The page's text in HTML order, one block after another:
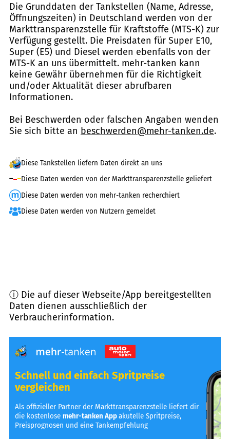
Die Grunddaten der Tankstellen (Name, Adresse,
Öffnungszeiten) in Deutschland werden von der
Markttransparenzstelle für Kraftstoffe (MTS-K) zur
Verfügung gestellt. Die Preisdaten für Super E10,
Super (E5) und Diesel werden ebenfalls von der
MTS-K an uns übermittelt. mehr-tanken kann
keine Gewähr übernehmen für die Richtigkeit
und/oder Aktualität dieser abrufbaren
Informationen.
Bei Beschwerden oder falschen Angaben wenden
Sie sich bitte an beschwerden@mehr-tanken.de.
Diese Tankstellen liefern Daten direkt an uns
Diese Daten werden von der Markttransparenzstelle geliefert
Diese Daten werden von mehr-tanken recherchiert
Diese Daten werden von Nutzern gemeldet
ⓘ Die auf dieser Webseite/App bereitgestellten
Daten dienen ausschließlich der
Verbraucherinformation.
Schnell und einfach Spritpreise
vergleichen
Als offizieller Partner der Markttransparenzstelle liefert dir
die kostenlosemehr-tanken Appakutelle Spritpreise,
Preisprognosen und eine Tankempfehlung